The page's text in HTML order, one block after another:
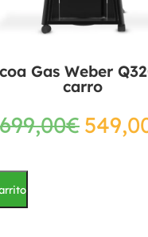
Gas Weber
carro
699,00€